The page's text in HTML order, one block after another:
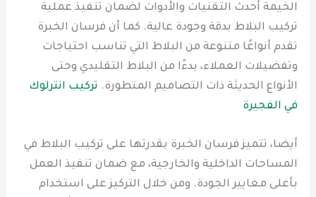
الخيمة أحدث التقنيات والأدوات لضمان تنفيذ عملية
تركيب البلاط بدقة وجودة عالية. كما أن فرسان الخبرة
تقدم أنواعًا متنوعة من البلاط التي تناسب احتياجات
وتفضيلات العملاء، بدءًا من البلاط التقليدي وحتى
الأنواع الحديثة ذات التصاميم المتطورة. تركيب انترلوك
في الفجيرة
أيضا، تتميز فرسان الخبرة بقدرتها على تركيب البلاط في
المساحات الداخلية والخارجية، مع ضمان تنفيذ العمل
بأعلى معايير الجودة. ومن خلال التركيز على استخدام